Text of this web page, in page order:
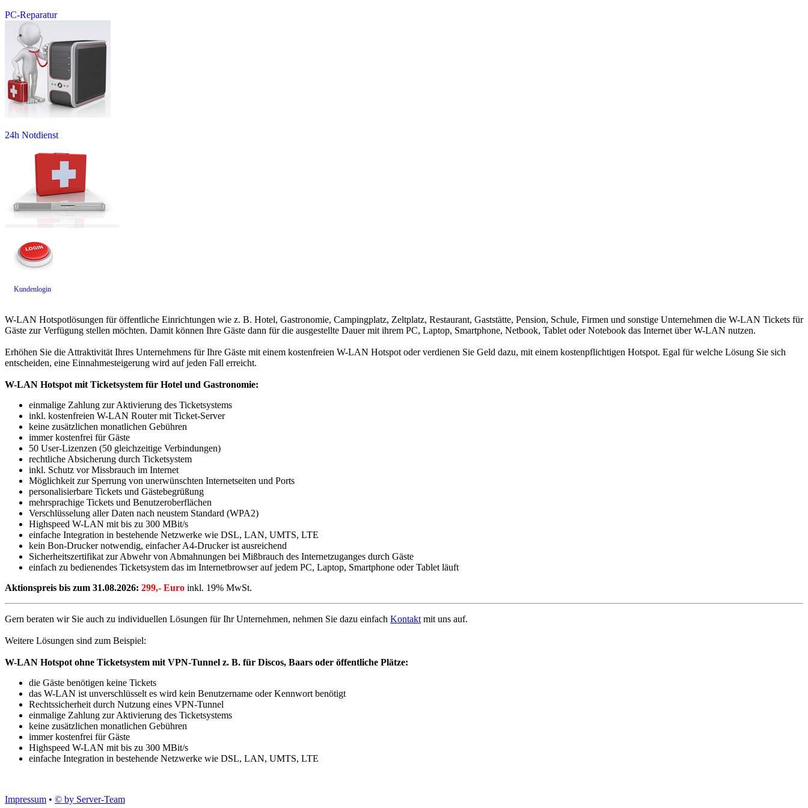
PC-Reparatur
24h Notdienst
Kundenlogin
W-LAN Hotspotlösungen für öffentliche Einrichtungen wie z. B. Hotel, Gastronomie, Campingplatz, Zeltplatz, Restaurant, Gaststätte, Pension, Schule, Firmen und sonstige Unternehmen die W-LAN Tickets für
Gäste zur Verfügung stellen möchten. Damit können Ihre Gäste dann für die ausgestellte Dauer mit ihrem PC, Laptop, Smartphone, Netbook, Tablet oder Notebook das Internet über W-LAN nutzen.
Erhöhen Sie die Attraktivität Ihres Unternehmens für Ihre Gäste mit einem kostenfreien W-LAN Hotspot oder verdienen Sie Geld dazu, mit einem kostenpflichtigen Hotspot. Egal für welche Lösung Sie sich
entscheiden, eine Einnahmesteigerung wird auf jeden Fall erreicht.
W-LAN Hotspot mit Ticketsystem für Hotel und Gastronomie:
einmalige Zahlung zur Aktivierung des Ticketsystems
inkl. kostenfreien W-LAN Router mit Ticket-Server
keine zusätzlichen monatlichen Gebühren
immer kostenfrei für Gäste
50 User-Lizenzen (50 gleichzeitige Verbindungen)
rechtliche Absicherung durch Ticketsystem
inkl. Schutz vor Missbrauch im Internet
Möglichkeit zur Sperrung von unerwünschten Internetseiten und Ports
personalisierbare Tickets und Gästebegrüßung
mehrsprachige Tickets und Benutzeroberflächen
Verschlüsselung aller Daten nach neustem Standard (WPA2)
Highspeed W-LAN mit bis zu 300 MBit/s
einfache Integration in bestehende Netzwerke wie DSL, LAN, UMTS, LTE
kein Bon-Drucker notwendig, einfacher A4-Drucker ist ausreichend
Sicherheitszertifikat zur Abwehr von Abmahnungen bei Mißbrauch des Internetzuganges durch Gäste
einfach zu bedienendes Ticketsystem das im Internetbrowser auf jedem PC, Laptop, Smartphone oder Tablet läuft
Aktionspreis bis zum 31.08.2026: 299,- Euro inkl. 19% MwSt.
Gern beraten wir Sie auch zu individuellen Lösungen für Ihr Unternehmen, nehmen Sie dazu einfach Kontakt mit uns auf.
Weitere Lösungen sind zum Beispiel:
W-LAN Hotspot ohne Ticketsystem mit VPN-Tunnel z. B. für Discos, Baars oder öffentliche Plätze:
die Gäste benötigen keine Tickets
das W-LAN ist unverschlüsselt es wird kein Benutzername oder Kennwort benötigt
Rechtssicherheit durch Nutzung eines VPN-Tunnel
einmalige Zahlung zur Aktivierung des Ticketsystems
keine zusätzlichen monatlichen Gebühren
immer kostenfrei für Gäste
Highspeed W-LAN mit bis zu 300 MBit/s
einfache Integration in bestehende Netzwerke wie DSL, LAN, UMTS, LTE
Impressum • © by Server-Team